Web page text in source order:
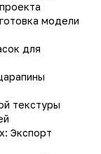
модели
для
текстуры
Экспорт